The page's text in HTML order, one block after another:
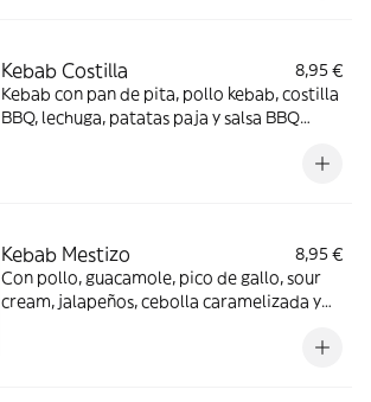
Kebab Costilla
8,95 €
Kebab con pan de pita, pollo kebab, costilla
BBQ, lechuga, patatas paja y salsa BBQ
Kebab Mestizo
8,95 €
Con pollo, guacamole, pico de gallo, sour
cream, jalapeños, cebolla caramelizada y